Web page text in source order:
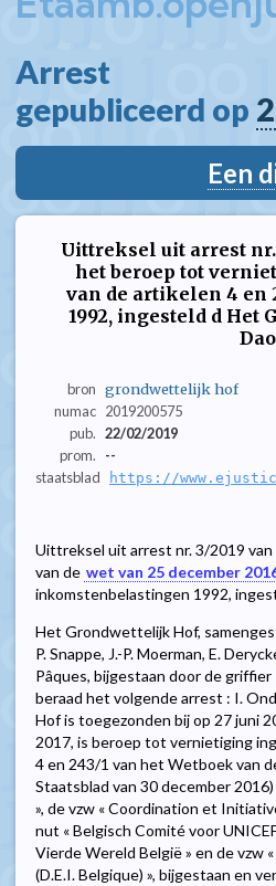
Arrest
gepubliceerd op
Een
Uittreksel uit arrest nr.
het beroep tot
van de artikelen 4 en
1992, ingesteld d Het
bron grondwettelijk hof
numac 2019200575
pub. 22/02/2019
prom.
--
staatsblad
https://
Uittreksel uit arrest nr. 3/2019
van de wet van 25 december
inkomstenbelastingen 1992,
Het Grondwettelijk Hof,
P. Snappe, J.-P. Moerman, E.
Pâques, bijgestaan door de
beraad het volgende arrest : I.
Hof is toegezonden bij op 27 juni
2017, is beroep tot vernietiging
4 en 243/1 van het Wetboek van
Staatsblad van 30 december
», de vzw « Coordination et
nut « Belgisch Comité voor
Vierde Wereld België » en de vzw
(D.E.I. Belgique) », bijgestaan en